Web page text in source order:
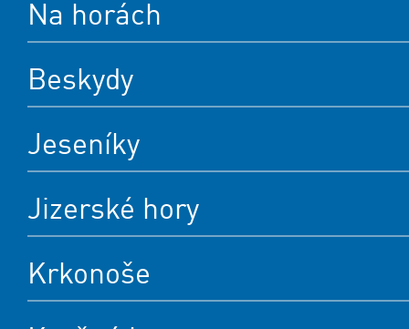
Na horách
Beskydy
Jeseníky
Jizerské hory
Krkonoše